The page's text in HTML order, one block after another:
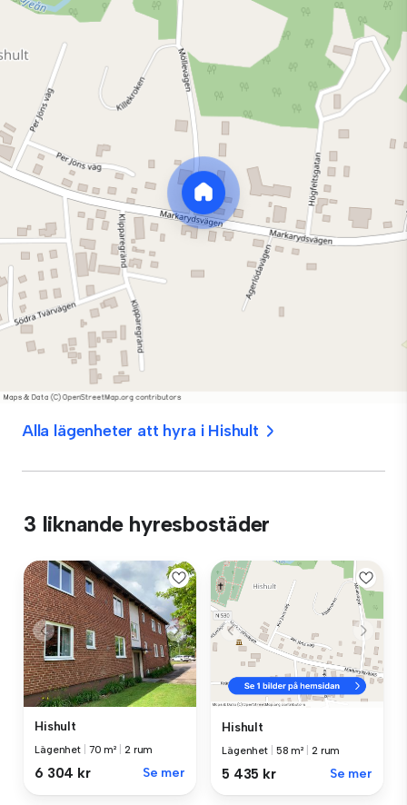
Alla lägenheter att hyra i Hishult
3 liknande hyresbostäder
Hishult
Lägenhet 70 m² 2 rum
6 304 kr Se mer
Hishult
Lägenhet 58 m² 2 rum
5 435 kr Se mer